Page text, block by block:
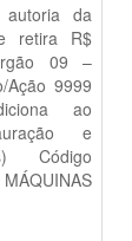
autoria da
retira R$
09 –
Ação 9999
ao
e
Código